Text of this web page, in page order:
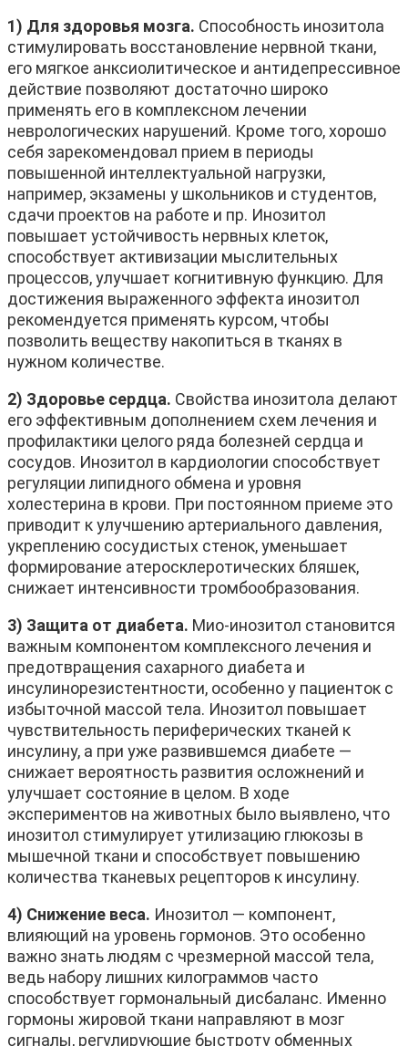
1) Для здоровья мозга. Способность инозитола
стимулировать восстановление нервной ткани,
его мягкое анксиолитическое и антидепрессивное
действие позволяют достаточно широко
применять его в комплексном лечении
неврологических нарушений. Кроме того, хорошо
себя зарекомендовал прием в периоды
повышенной интеллектуальной нагрузки,
например, экзамены у школьников и студентов,
сдачи проектов на работе и пр. Инозитол
повышает устойчивость нервных клеток,
способствует активизации мыслительных
процессов, улучшает когнитивную функцию. Для
достижения выраженного эффекта инозитол
рекомендуется применять курсом, чтобы
позволить веществу накопиться в тканях в
нужном количестве.
2) Здоровье сердца. Свойства инозитола делают
его эффективным дополнением схем лечения и
профилактики целого ряда болезней сердца и
сосудов. Инозитол в кардиологии способствует
регуляции липидного обмена и уровня
холестерина в крови. При постоянном приеме это
приводит к улучшению артериального давления,
укреплению сосудистых стенок, уменьшает
формирование атеросклеротических бляшек,
снижает интенсивности тромбообразования.
3) Защита от диабета. Мио-инозитол становится
важным компонентом комплексного лечения и
предотвращения сахарного диабета и
инсулинорезистентности, особенно у пациенток с
избыточной массой тела. Инозитол повышает
чувствительность периферических тканей к
инсулину, а при уже развившемся диабете —
снижает вероятность развития осложнений и
улучшает состояние в целом. В ходе
экспериментов на животных было выявлено, что
инозитол стимулирует утилизацию глюкозы в
мышечной ткани и способствует повышению
количества тканевых рецепторов к инсулину.
4) Снижение веса. Инозитол — компонент,
влияющий на уровень гормонов. Это особенно
важно знать людям с чрезмерной массой тела,
ведь набору лишних килограммов часто
способствует гормональный дисбаланс. Именно
гормоны жировой ткани направляют в мозг
сигналы, регулирующие быстроту обменных